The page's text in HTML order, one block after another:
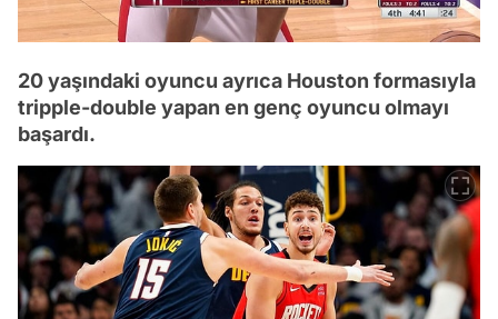
20 yaşındaki oyuncu ayrıca Houston formasıyla
tripple-double yapan en genç oyuncu olmayı
başardı.